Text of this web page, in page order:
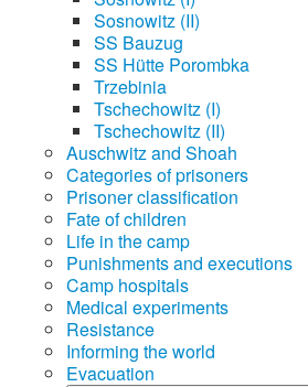
Sosnowitz (II)
SS Bauzug
SS Hütte Porombka
Trzebinia
Tschechowitz (I)
Tschechowitz (II)
Auschwitz and Shoah
Categories of prisoners
Prisoner classification
Fate of children
Life in the camp
Punishments and executions
Camp hospitals
Medical experiments
Resistance
Informing the world
Evacuation